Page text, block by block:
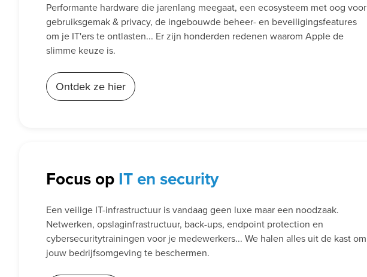
Performante hardware die jarenlang meegaat, een ecosysteem met oog voor
gebruiksgemak & privacy, de ingebouwde beheer- en beveiligingsfeatures
om je IT'ers te ontlasten... Er zijn honderden redenen waarom Apple de
slimme keuze is.
Ontdek ze hier
Focus opIT en security
Een veilige IT-infrastructuur is vandaag geen luxe maar een noodzaak.
Netwerken, opslaginfrastructuur, back-ups, endpoint protection en
cybersecuritytrainingen voor je medewerkers... We halen alles uit de kast om
jouw bedrijfsomgeving te beschermen.